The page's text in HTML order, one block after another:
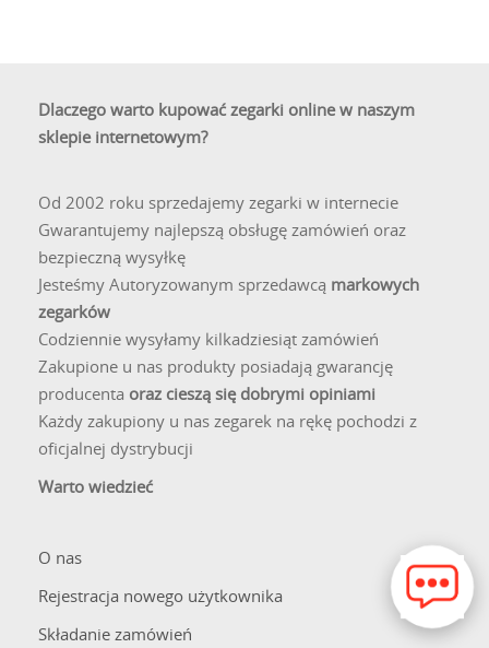
Dlaczego warto kupować zegarki online w naszym
sklepie internetowym?
Od 2002 roku sprzedajemy zegarki w internecie
Gwarantujemy najlepszą obsługę zamówień oraz
bezpieczną wysyłkę
Jesteśmy Autoryzowanym sprzedawcą markowych
zegarków
Codziennie wysyłamy kilkadziesiąt zamówień
Zakupione u nas produkty posiadają gwarancję
producenta oraz cieszą się dobrymi opiniami
Każdy zakupiony u nas zegarek na rękę pochodzi z
oficjalnej dystrybucji
Warto wiedzieć
O nas
Rejestracja nowego użytkownika
Składanie zamówień